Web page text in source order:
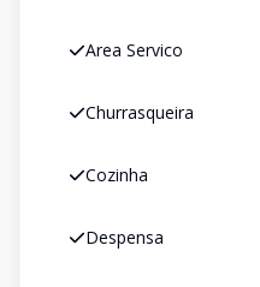
Area Servico
Churrasqueira
Cozinha
Despensa